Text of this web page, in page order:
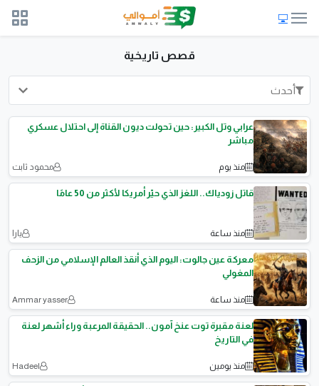
قصص تاريخية
أحدث
عرابي وتل الكبير: حين تحولت ديون القناة إلى احتلال عسكري
مباشر
منذ يوم محمود ثابت
قاتل زودياك.. اللغز الذي حيّر أمريكا لأكثر من 50 عامًا
منذ ساعة يارا
معركة عين جالوت: اليوم الذي أنقذ العالم الإسلامي من الزحف
المغولي
منذ ساعة Ammar yasser
لعنة مقبرة توت عنخ آمون.. الحقيقة المرعبة وراء أشهر لعنة
في التاريخ
منذ يومين Hadeel